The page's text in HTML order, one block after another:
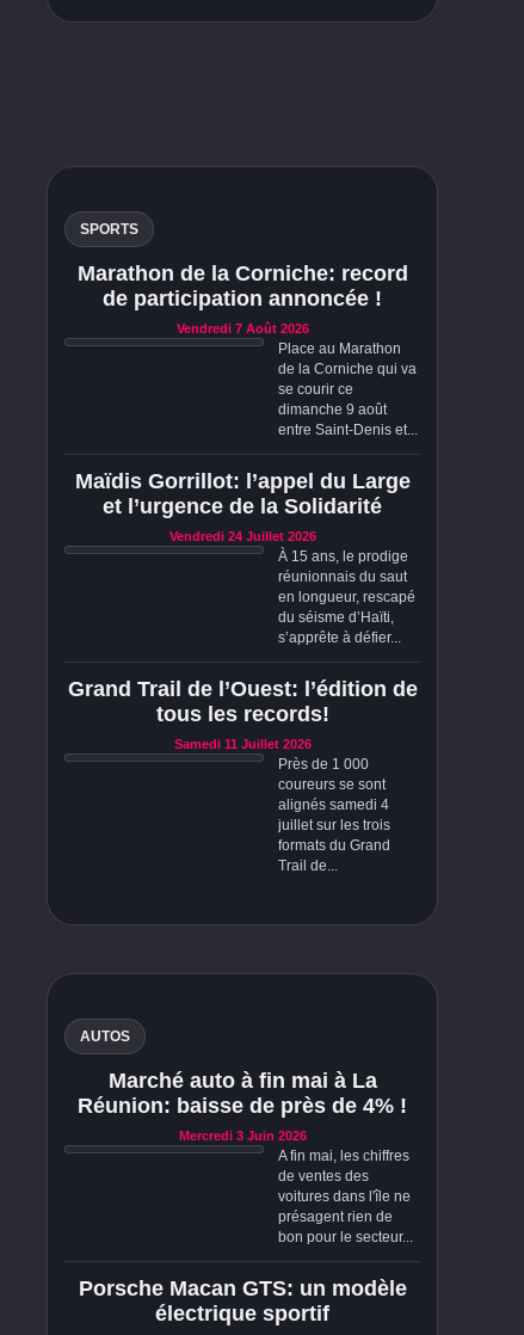
SPORTS
Marathon de la Corniche: record
de participation annoncée !
Vendredi 7 Août 2026
Place au Marathon
de la Corniche qui va
se courir ce
dimanche 9 août
entre Saint-Denis et...
Maïdis Gorrillot: l’appel du Large
et l’urgence de la Solidarité
Vendredi 24 Juillet 2026
À 15 ans, le prodige
réunionnais du saut
en longueur, rescapé
du séisme d’Haïti,
s’apprête à défier...
Grand Trail de l’Ouest: l’édition de
tous les records!
Samedi 11 Juillet 2026
Près de 1 000
coureurs se sont
alignés samedi 4
juillet sur les trois
formats du Grand
Trail de...
AUTOS
Marché auto à fin mai à La
Réunion: baisse de près de 4% !
Mercredi 3 Juin 2026
A fin mai, les chiffres
de ventes des
voitures dans l'île ne
présagent rien de
bon pour le secteur...
Porsche Macan GTS: un modèle
électrique sportif